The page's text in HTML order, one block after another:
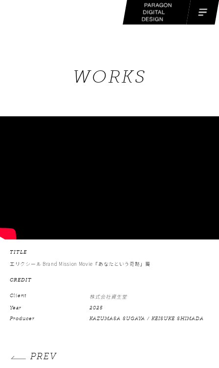
WORKS
TITLE
エリクシール Brand Mission Movie「あなたという奇跡」篇
CREDIT
Client
株式会社資生堂
Year
2025
Producer
KAZUMASA SUGAYA / KEISUKE SHIMADA
PREV